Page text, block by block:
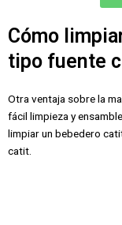
Cómo
tipo fuente
Otra ventaja sobre la
fácil limpieza y
limpiar un bebedero
catit.